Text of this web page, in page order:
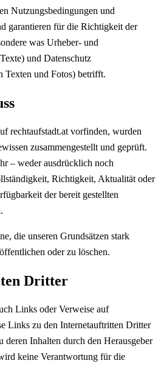
Nutzungsbedingungen und
garantieren für die Richtigkeit der
was Urheber- und
und Datenschutz
Texten und Fotos) betrifft.
rechtaufstadt.at vorfinden, wurden
zusammengestellt und geprüft.
– weder ausdrücklich noch
Richtigkeit, Aktualität oder
der bereit gestellten
die unseren Grundsätzen stark
oder zu löschen.
Dritter
Links oder Verweise auf
Links zu den Internetauftritten Dritter
deren Inhalten durch den Herausgeber
keine Verantwortung für die